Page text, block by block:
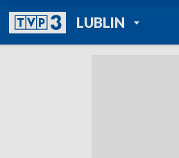
LUBLINPOWRÓT DO
TVP REGIONY